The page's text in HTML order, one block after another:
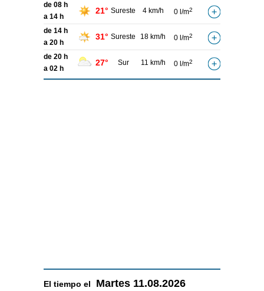
de 08 h
a 14 h
21° Sureste 4 km/h 0 l/m2
de 14 h
a 20 h
31° Sureste 18 km/h 0 l/m2
de 20 h
a 02 h
27° Sur 11 km/h 0 l/m2
El tiempo el Martes 11.08.2026